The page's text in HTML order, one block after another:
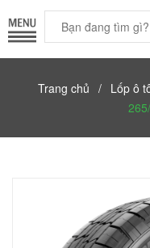
Trang chủ / Lốp ô